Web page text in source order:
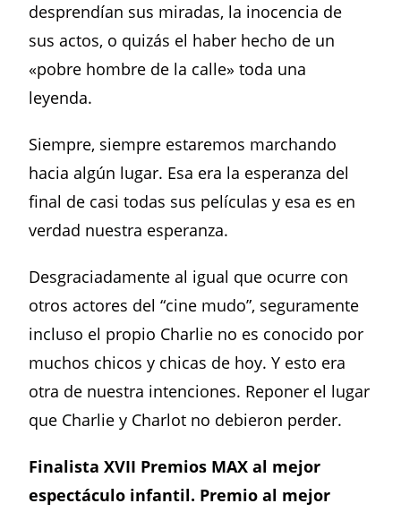
desprendían sus miradas, la inocencia de
sus actos, o quizás el haber hecho de un
«pobre hombre de la calle» toda una
leyenda.
Siempre, siempre estaremos marchando
hacia algún lugar. Esa era la esperanza del
final de casi todas sus películas y esa es en
verdad nuestra esperanza.
Desgraciadamente al igual que ocurre con
otros actores del “cine mudo”, seguramente
incluso el propio Charlie no es conocido por
muchos chicos y chicas de hoy. Y esto era
otra de nuestra intenciones. Reponer el lugar
que Charlie y Charlot no debieron perder.
Finalista XVII Premios MAX al mejor
espectáculo infantil. Premio al mejor